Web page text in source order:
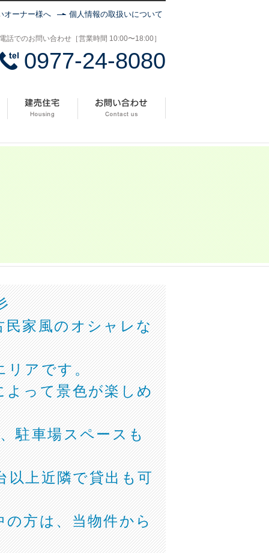
電話でのお問い合わせ［営業時間 10:00〜18:00］
0977-24-8080
オーナー様へ 個人情報の取扱いについて
民家風のオシャレな
リアです。
よって景色が楽しめ
駐車場スペースも
以上近隣で貸出も可
の方は、当物件から